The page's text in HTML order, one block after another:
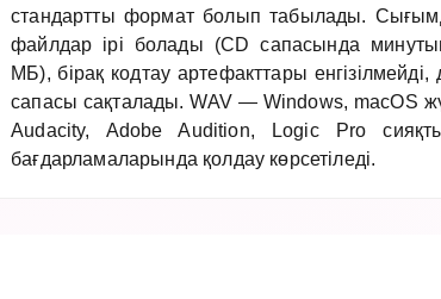
стандартты формат болып табылады.
файлдар ірі болады (CD сапасында
МБ), бірақ кодтау артефакттары
сапасы сақталады. WAV — Windows, macOS
Audacity, Adobe Audition, Logic Pro
бағдарламаларында қолдау көрсетіледі.